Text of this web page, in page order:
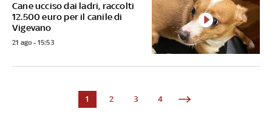
Cane ucciso dai ladri, raccolti
12.500 euro per il canile di
Vigevano
21 ago - 15:53
1 2 3 4